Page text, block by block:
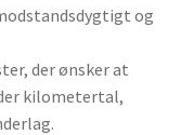
og
der ønsker at
kilometertal,